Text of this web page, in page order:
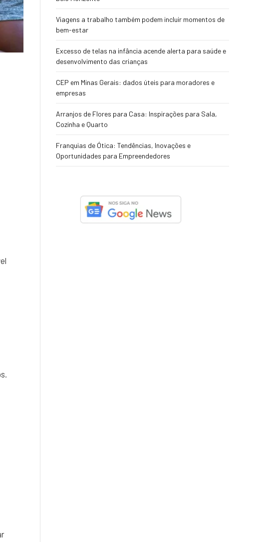
Viagens a trabalho também podem incluir momentos de
bem-estar
Excesso de telas na infância acende alerta para saúde e
desenvolvimento das crianças
CEP em Minas Gerais: dados úteis para moradores e
empresas
Arranjos de Flores para Casa: Inspirações para Sala,
Cozinha e Quarto
Franquias de Ótica: Tendências, Inovações e
Oportunidades para Empreendedores